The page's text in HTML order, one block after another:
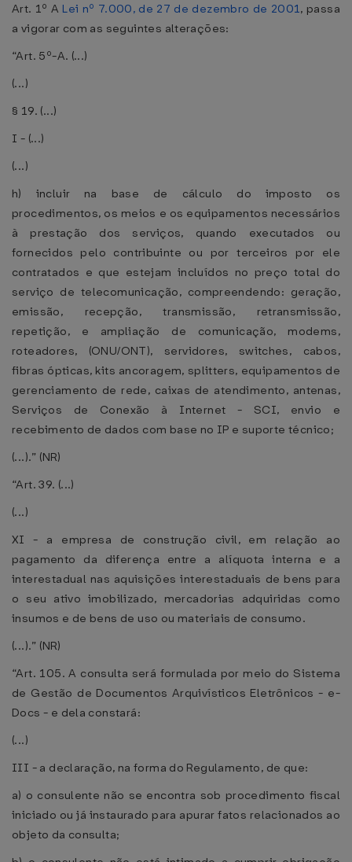
Art. 1º A Lei nº 7.000, de 27 de dezembro de 2001, passa
a vigorar com as seguintes alterações:
“Art. 5º-A. (...)
(...)
§ 19. (...)
I - (...)
(...)
h) incluir na base de cálculo do imposto os
procedimentos, os meios e os equipamentos necessários
à prestação dos serviços, quando executados ou
fornecidos pelo contribuinte ou por terceiros por ele
contratados e que estejam incluídos no preço total do
serviço de telecomunicação, compreendendo: geração,
emissão, recepção, transmissão, retransmissão,
repetição, e ampliação de comunicação, modems,
roteadores, (ONU/ONT), servidores, switches, cabos,
fibras ópticas, kits ancoragem, splitters, equipamentos de
gerenciamento de rede, caixas de atendimento, antenas,
Serviços de Conexão à Internet - SCI, envio e
recebimento de dados com base no IP e suporte técnico;
(...).” (NR)
“Art. 39. (...)
(...)
XI - a empresa de construção civil, em relação ao
pagamento da diferença entre a alíquota interna e a
interestadual nas aquisições interestaduais de bens para
o seu ativo imobilizado, mercadorias adquiridas como
insumos e de bens de uso ou materiais de consumo.
(...).” (NR)
“Art. 105. A consulta será formulada por meio do Sistema
de Gestão de Documentos Arquivísticos Eletrônicos - e-
Docs - e dela constará:
(...)
III - a declaração, na forma do Regulamento, de que:
a) o consulente não se encontra sob procedimento fiscal
iniciado ou já instaurado para apurar fatos relacionados ao
objeto da consulta;